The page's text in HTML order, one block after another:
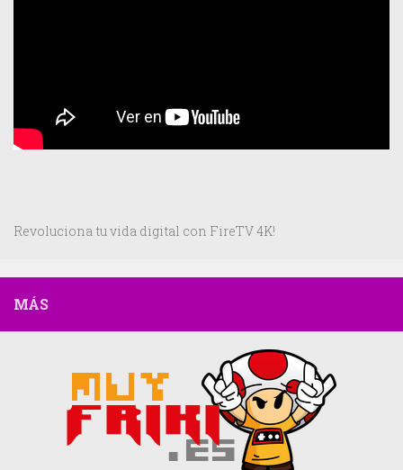
Revoluciona tu vida digital con FireTV 4K!
MÁS